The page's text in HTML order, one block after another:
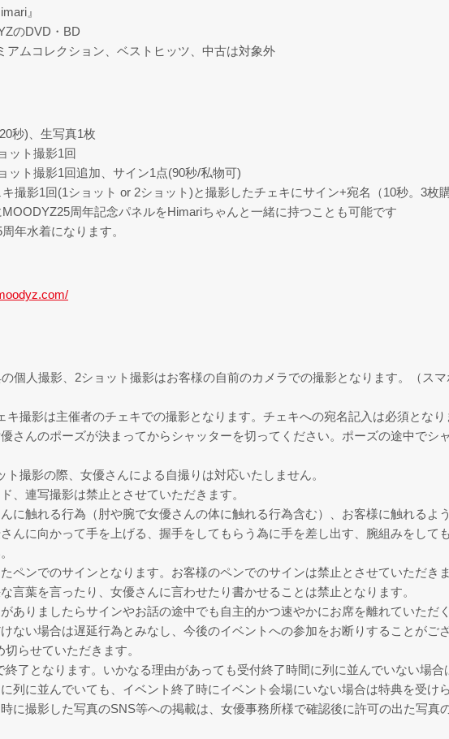
』
のDVD・BD
アムコレクション、ベストヒッツ、中古は対象外
秒)、生写真1枚
ット撮影1回
ット撮影1回追加、サイン1点(90秒/私物可)
撮影1回(1ショット or 2ショット)と撮影したチェキにサイン+宛名（10秒。3枚
周年記念パネルをHimariちゃんと一緒に持つことも可能です
年水着になります。
の個人撮影、2ショット撮影はお客様の自前のカメラでの撮影となります。（
キ撮影は主催者のチェキでの撮影となります。チェキへの宛名記入は必須となり
優さんのポーズが決まってからシャッターを切ってください。ポーズの途中でシ
ト撮影の際、女優さんによる自撮りは対応いたしません。
、連写撮影は禁止とさせていただきます。
に触れる行為（肘や腕で女優さんの体に触れる行為含む）、お客様に触れるよ
んに向かって手を上げる、握手をしてもらう為に手を差し出す、腕組みをして
ペンでのサインとなります。お客様のペンでのサインは禁止とさせていただきま
言葉を言ったり、女優さんに言わせたり書かせることは禁止となります。
がありましたらサインやお話の途中でも自主的かつ速やかにお席を離れていただ
ない場合は遅延行為とみなし、今後のイベントへの参加をお断りすることがござ
切らせていただきます。
終了となります。いかなる理由があっても受付終了時間に列に並んでいない場合
列に並んでいても、イベント終了時にイベント会場にいない場合は特典を受けら
に撮影した写真のSNS等への掲載は、女優事務所様で確認後に許可の出た写真